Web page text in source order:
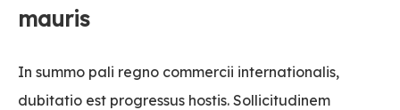
mauris
In summo pali regno commercii internationalis,
dubitatio est progressus hostis. Sollicitudinem